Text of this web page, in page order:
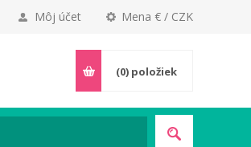
Mena € / CZK
Môj účet
(0) položiek